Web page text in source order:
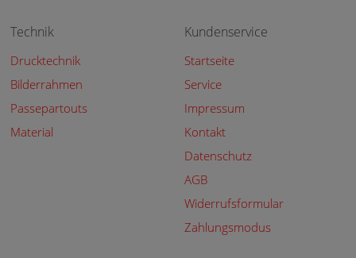
Technik
Drucktechnik
Bilderrahmen
Passepartouts
Material
Kundenservice
Startseite
Service
Impressum
Kontakt
Datenschutz
AGB
Widerrufsformular
Zahlungsmodus